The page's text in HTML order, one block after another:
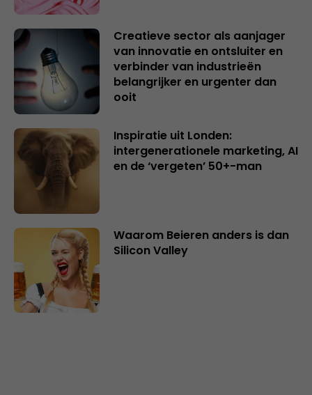
Creatieve sector als aanjager
van innovatie en ontsluiter en
verbinder van industrieën
belangrijker en urgenter dan
ooit
Inspiratie uit Londen:
intergenerationele marketing, AI
en de ‘vergeten’ 50+-man
Waarom Beieren anders is dan
Silicon Valley